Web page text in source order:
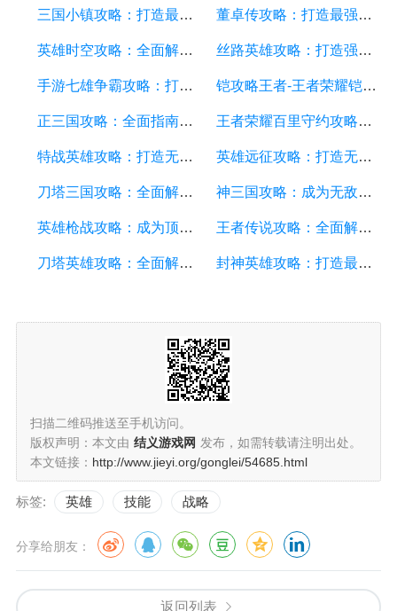
三国小镇攻略：打造最强小镇，征战三国！ 董卓传攻略：打造最强势力，征战乱世！
英雄时空攻略：全面解析游戏中的策略和技巧 丝路英雄攻略：打造强大的战队，征服丝路大陆
手游七雄争霸攻略：打造最强阵容、战胜敌人的秘诀大揭秘！ 铠攻略王者-王者荣耀铠英雄全面解析及游戏攻略
正三国攻略：全面指南、战略技巧、装备强化和英雄培养 王者荣耀百里守约攻略：打造强力射手的技巧与策略
特战英雄攻略：打造无敌团队，征服战场的秘诀 英雄远征攻略：打造无敌阵容，征服战场的终极指南
刀塔三国攻略：全面解析游戏技巧、英雄搭配和战略策略 神三国攻略：成为无敌的战略家，征服三国乱世
英雄枪战攻略：成为顶级英雄的关键技巧和战术策略 王者传说攻略：全面解析游戏技巧、英雄选择与战术策略
刀塔英雄攻略：全面解析游戏技巧、英雄策略和装备选择 封神英雄攻略：打造最强英雄阵容及游戏技巧分享
扫描二维码推送至手机访问。
版权声明：本文由 结义游戏网 发布，如需转载请注明出处。
本文链接： http://www.jieyi.org/gonglei/54685.html
标签: 英雄 技能 战略
分享给朋友：
返回列表